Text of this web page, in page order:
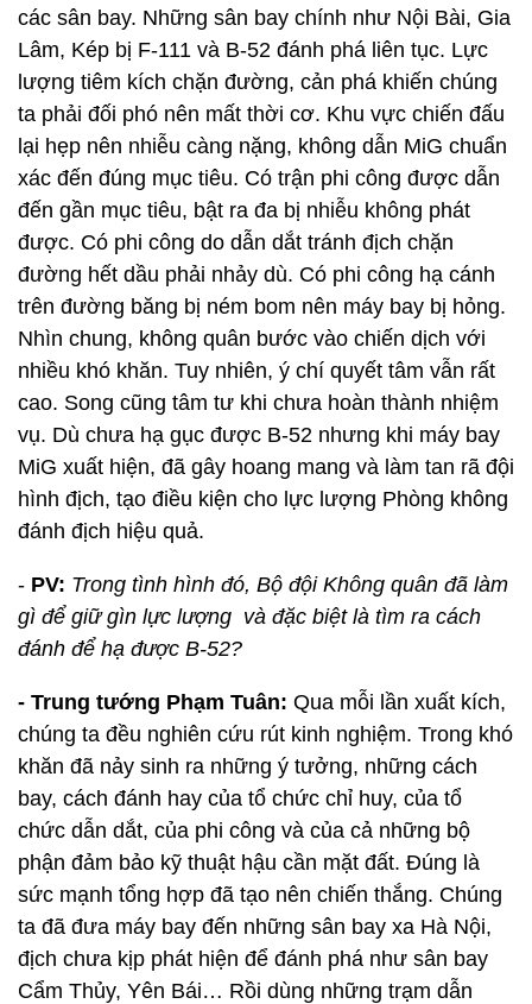
các sân bay. Những sân bay chính như Nội Bài, Gia
Lâm, Kép bị F-111 và B-52 đánh phá liên tục. Lực
lượng tiêm kích chặn đường, cản phá khiến chúng
ta phải đối phó nên mất thời cơ. Khu vực chiến đấu
lại hẹp nên nhiễu càng nặng, không dẫn MiG chuẩn
xác đến đúng mục tiêu. Có trận phi công được dẫn
đến gần mục tiêu, bật ra đa bị nhiễu không phát
được. Có phi công do dẫn dắt tránh địch chặn
đường hết dầu phải nhảy dù. Có phi công hạ cánh
trên đường băng bị ném bom nên máy bay bị hỏng.
Nhìn chung, không quân bước vào chiến dịch với
nhiều khó khăn. Tuy nhiên, ý chí quyết tâm vẫn rất
cao. Song cũng tâm tư khi chưa hoàn thành nhiệm
vụ. Dù chưa hạ gục được B-52 nhưng khi máy bay
MiG xuất hiện, đã gây hoang mang và làm tan rã đội
hình địch, tạo điều kiện cho lực lượng Phòng không
đánh địch hiệu quả.
- PV: Trong tình hình đó, Bộ đội Không quân đã làm
gì để giữ gìn lực lượng và đặc biệt là tìm ra cách
đánh để hạ được B-52?
- Trung tướng Phạm Tuân: Qua mỗi lần xuất kích,
chúng ta đều nghiên cứu rút kinh nghiệm. Trong khó
khăn đã nảy sinh ra những ý tưởng, những cách
bay, cách đánh hay của tổ chức chỉ huy, của tổ
chức dẫn dắt, của phi công và của cả những bộ
phận đảm bảo kỹ thuật hậu cần mặt đất. Đúng là
sức mạnh tổng hợp đã tạo nên chiến thắng. Chúng
ta đã đưa máy bay đến những sân bay xa Hà Nội,
địch chưa kịp phát hiện để đánh phá như sân bay
Cẩm Thủy, Yên Bái… Rồi dùng những trạm dẫn